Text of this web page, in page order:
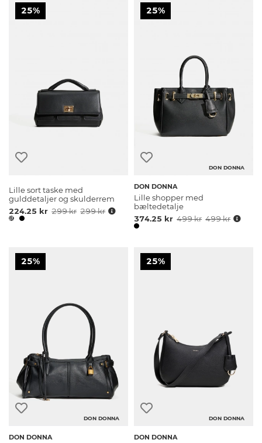
25%
Lille sort taske med
gulddetaljer og skulderrem
224.25 kr 299 kr 299 kr
25%
DON DONNA
DON DONNA
Lille shopper med
bæltedetalje
374.25 kr 499 kr 499 kr
25%
DON DONNA
DON DONNA
25%
DON DONNA
DON DONNA